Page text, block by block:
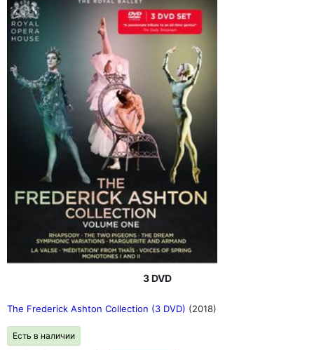
3 DVD
The Frederick Ashton Collection (3 DVD) (2018)
Есть в наличии